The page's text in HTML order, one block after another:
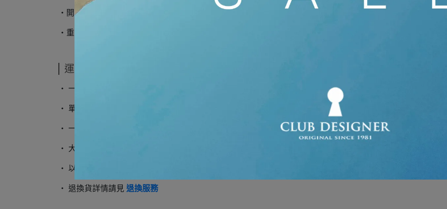
‧開口：約 3.5 mm
‧重量：約 4.74 g（單只）
運送方式
‧ 一般商品採用黑貓宅急便寄送
‧ 單筆滿5千享免運優惠
‧ 一般商品將於2-3個工作天內出貨
‧ 大型商品/特殊物件僅提供門市親取
‧ 以上相關細節請見
‧ 退換貨詳情請見 退換服務